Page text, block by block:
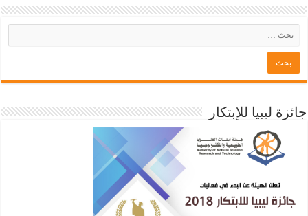
جائزة ليبيا للإبتكار